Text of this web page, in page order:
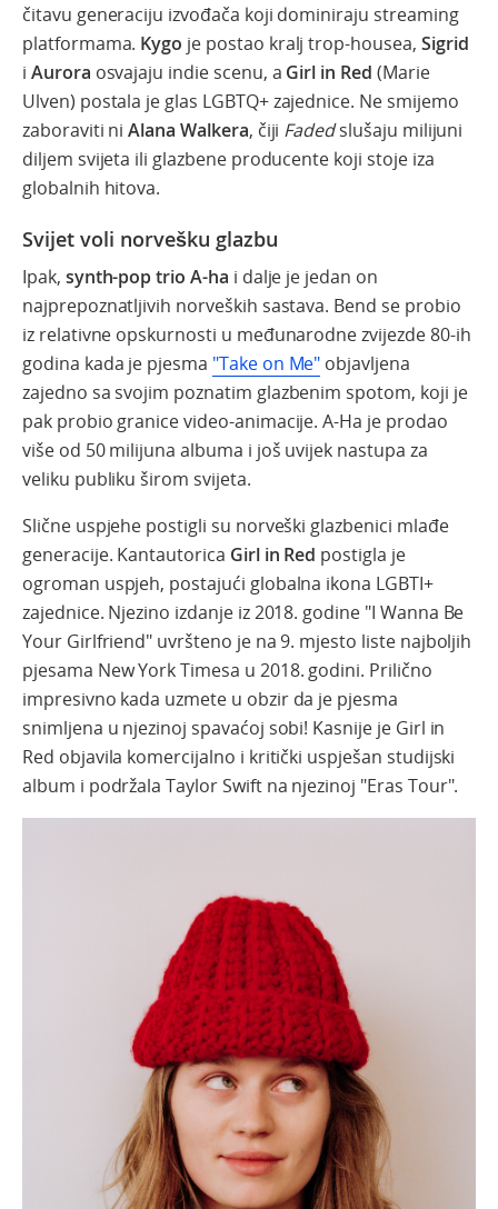
čitavu generaciju izvođača koji dominiraju streaming
platformama. Kygo je postao kralj trop-housea, Sigrid
i Aurora osvajaju indie scenu, a Girl in Red (Marie
Ulven) postala je glas LGBTQ+ zajednice. Ne smijemo
zaboraviti niAlana Walkera, čiji Fadedslušaju milijuni
diljem svijeta ili glazbene producente koji stoje iza
globalnih hitova.
Svijet voli norvešku glazbu
Ipak, synth-pop trio A-ha i dalje je jedan on
najprepoznatljivih norveških sastava. Bend se probio
iz relativne opskurnosti u međunarodne zvijezde 80-ih
godina kada je pjesma "Take on Me" objavljena
zajedno sa svojim poznatim glazbenim spotom, koji je
pak probio granice video-animacije. A-Ha je prodao
više od 50 milijuna albuma i još uvijek nastupa za
veliku publiku širom svijeta.
Slične uspjehe postigli su norveški glazbenici mlađe
generacije. Kantautorica Girl in Red postigla je
ogroman uspjeh, postajući globalna ikona LGBTI+
zajednice. Njezino izdanje iz 2018. godine "I Wanna Be
Your Girlfriend" uvršteno je na 9. mjesto liste najboljih
pjesama New York Timesa u 2018. godini. Prilično
impresivno kada uzmete u obzir da je pjesma
snimljena u njezinoj spavaćoj sobi! Kasnije je Girl in
Red objavila komercijalno i kritički uspješan studijski
album i podržala Taylor Swift na njezinoj "Eras Tour".